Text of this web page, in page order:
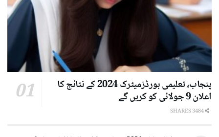
پنجاب، تعلیمی بورڈزمیٹرک 2024 کے نتائج کا
اعلان 9 جولائی کو کریں گے